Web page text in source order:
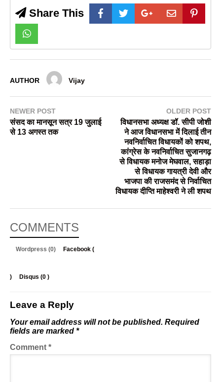
Share This
AUTHOR Vijay
NEWER POST
संसद का मानसून सत्र 19 जुलाई
से 13 अगस्त तक
OLDER POST
विधानसभा अध्यक्ष डॉ. सीपी जोशी
ने आज विधानसभा में दिलाई तीन
नवनिर्वाचित विधायकों को शपथ,
कांग्रेस के नवनिर्वाचित सुजानगढ़
से विधायक मनोज मेघवाल, सहाड़ा
से विधायक गायत्री देवी और
भाजपा की राजसमंद से निर्वाचित
विधायक दीप्ति माहेश्वरी ने ली शपथ
COMMENTS
Wordpress (0) Facebook (
) Disqus (0 )
Leave a Reply
Your email address will not be published. Required
fields are marked *
Comment *